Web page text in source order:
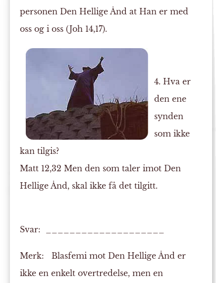
personen Den Hellige Ånd at Han er med
oss og i oss (Joh 14,17).
4. Hva er
den ene
synden
som ikke
kan tilgis?
Matt 12,32 Men den som taler imot Den
Hellige Ånd, skal ikke få det tilgitt.
Svar: ____________________
Merk: Blasfemi mot Den Hellige Ånd er
ikke en enkelt overtredelse, men en